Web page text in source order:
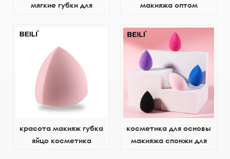
мягкие губки для
макияжа оптом
красота макияж губка
яйцо косметика
косметика для основы
макияжа спонжи для